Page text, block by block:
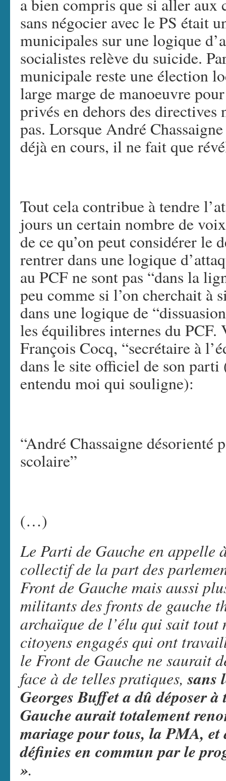
a bien compris que si aller aux
sans négocier avec le PS était
municipales sur une logique
socialistes relève du suicide.
municipale reste une élection
large marge de manoeuvre
privés en dehors des directives
pas. Lorsque André
déjà en cours, il ne fait que
Tout cela contribue à tendre
jours un certain nombre de
de ce qu’on peut considérer le
rentrer dans une logique
au PCF ne sont pas “dans la
peu comme si l’on cherchait à
dans une logique de
les équilibres internes du PCF.
François Cocq, “secrétaire à
dans le site officiel de son
entendu moi qui souligne):
“André Chassaigne désorienté
scolaire”
(…)
Le Parti de Gauche en
collectif de la part des
Front de Gauche mais aussi
militants des fronts de gauche
archaïque de l’élu qui sait tout
citoyens engagés qui ont
le Front de Gauche ne saurait
face à de telles pratiques,sans
Georges Buffet a dû déposer
Gauche aurait totalement
mariage pour tous, la PMA,
définies en commun par le
».